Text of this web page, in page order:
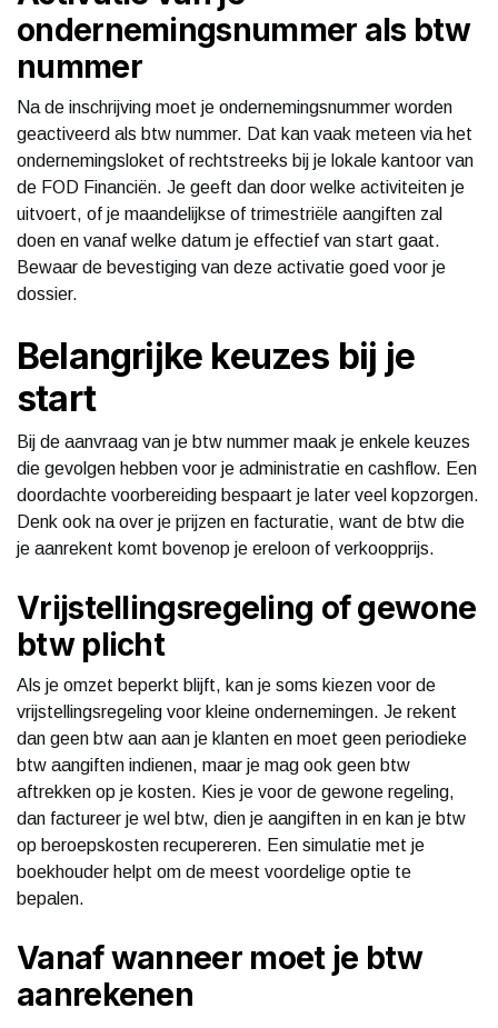
ondernemingsnummer als btw
nummer
Na de inschrijving moet je ondernemingsnummer worden
geactiveerd als btw nummer. Dat kan vaak meteen via het
ondernemingsloket of rechtstreeks bij je lokale kantoor van
de FOD Financiën. Je geeft dan door welke activiteiten je
uitvoert, of je maandelijkse of trimestriële aangiften zal
doen en vanaf welke datum je effectief van start gaat.
Bewaar de bevestiging van deze activatie goed voor je
dossier.
Belangrijke keuzes bij je
start
Bij de aanvraag van je btw nummer maak je enkele keuzes
die gevolgen hebben voor je administratie en cashflow. Een
doordachte voorbereiding bespaart je later veel kopzorgen.
Denk ook na over je prijzen en facturatie, want de btw die
je aanrekent komt bovenop je ereloon of verkoopprijs.
Vrijstellingsregeling of gewone
btw plicht
Als je omzet beperkt blijft, kan je soms kiezen voor de
vrijstellingsregeling voor kleine ondernemingen. Je rekent
dan geen btw aan aan je klanten en moet geen periodieke
btw aangiften indienen, maar je mag ook geen btw
aftrekken op je kosten. Kies je voor de gewone regeling,
dan factureer je wel btw, dien je aangiften in en kan je btw
op beroepskosten recupereren. Een simulatie met je
boekhouder helpt om de meest voordelige optie te
bepalen.
Vanaf wanneer moet je btw
aanrekenen